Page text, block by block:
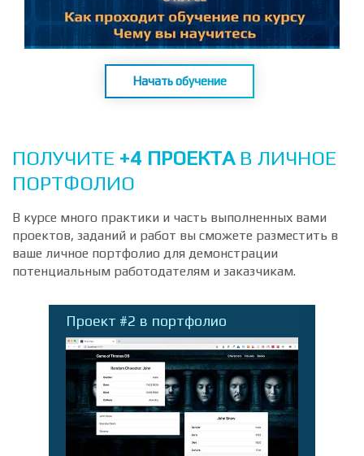
ПОРТФОЛИО
В курсе много практики и часть выполненных вами
проектов, заданий и работ вы сможете разместить в
потенциальным работодателям и заказчикам.
Проект #2 в портфолио